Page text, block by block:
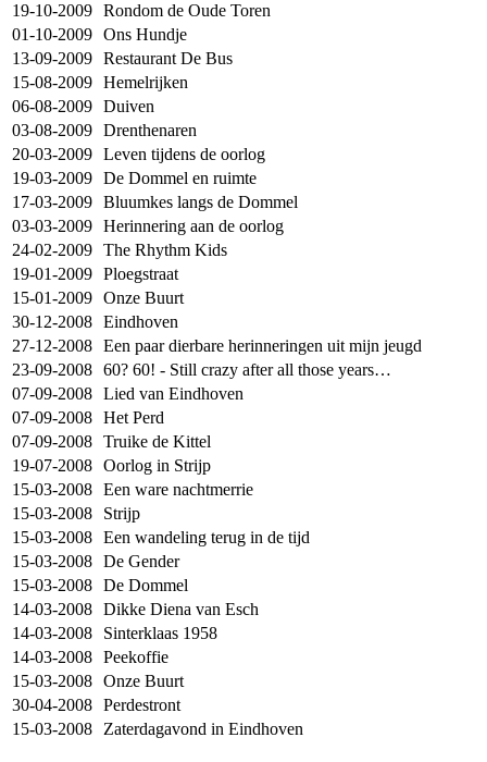
19-10-2009 Rondom de Oude Toren
01-10-2009 Ons Hundje
13-09-2009 Restaurant De Bus
15-08-2009 Hemelrijken
06-08-2009 Duiven
03-08-2009 Drenthenaren
20-03-2009 Leven tijdens de oorlog
19-03-2009 De Dommel en ruimte
17-03-2009 Bluumkes langs de Dommel
03-03-2009 Herinnering aan de oorlog
24-02-2009 The Rhythm Kids
19-01-2009 Ploegstraat
15-01-2009 Onze Buurt
30-12-2008 Eindhoven
27-12-2008 Een paar dierbare herinneringen uit mijn jeugd
23-09-2008 60? 60! - Still crazy after all those years…
07-09-2008 Lied van Eindhoven
07-09-2008 Het Perd
07-09-2008 Truike de Kittel
19-07-2008 Oorlog in Strijp
15-03-2008 Een ware nachtmerrie
15-03-2008
Strijp
15-03-2008 Een wandeling terug in de tijd
15-03-2008 De Gender
15-03-2008 De Dommel
14-03-2008 Dikke Diena van Esch
14-03-2008
Sinterklaas 1958
14-03-2008 Peekoffie
15-03-2008 Onze Buurt
30-04-2008 Perdestront
15-03-2008
Zaterdagavond in Eindhoven